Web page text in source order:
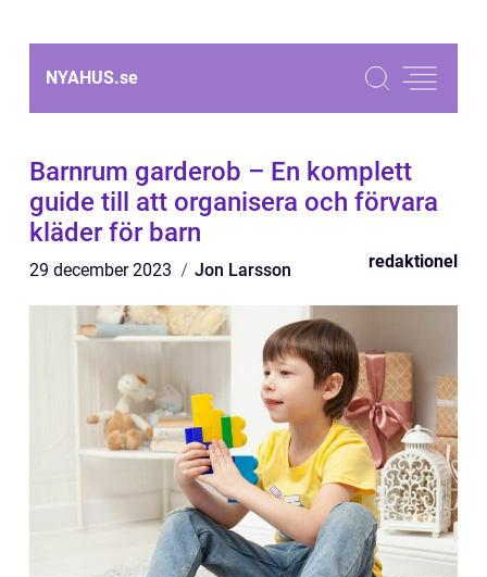
NYAHUS.se
Barnrum garderob – En komplett
guide till att organisera och förvara
kläder för barn
29 december 2023 Jon Larsson redaktionel